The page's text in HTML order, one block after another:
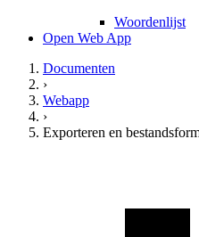
Woordenlijst
Open Web App
Documenten
›
Webapp
›
Exporteren en